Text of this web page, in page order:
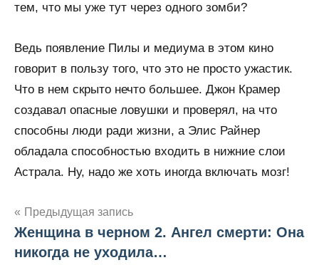
тем, что мы уже тут через одного зомби?
Ведь появление Пилы и медиума в этом кино
говорит в пользу того, что это не просто ужастик.
Что в нем скрыто нечто большее. Джон Крамер
создавал опасные ловушки и проверял, на что
способны люди ради жизни, а Элис Райнер
обладала способностью входить в нижние слои
Астрала. Ну, надо же хоть иногда включать мозг!
Навигация
Предыдущая запись
Женщина в черном 2. Ангел смерти: Она
никогда не уходила…